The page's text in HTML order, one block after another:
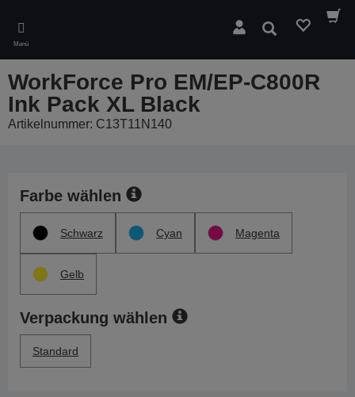
main
content
Menü
Suchen
WorkForce Pro EM/EP-C800R
Ink Pack XL Black
Artikelnummer: C13T11N140
Farbe wählen
Schwarz Cyan Magenta
Gelb
Verpackung wählen
Standard